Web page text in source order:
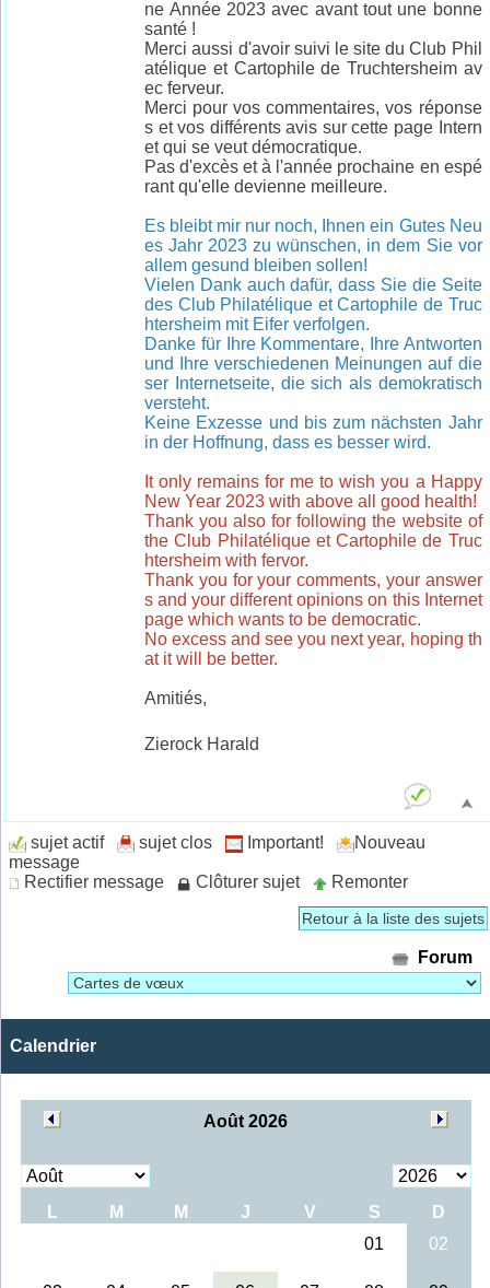
ne Année 2023 avec avant tout une bonne
santé !
Merci aussi d'avoir suivi le site du Club Phil
atélique et Cartophile de Truchtersheim av
ec ferveur.
Merci pour vos commentaires, vos réponse
s et vos différents avis sur cette page Intern
et qui se veut démocratique.
Pas d'excès et à l'année prochaine en espé
rant qu'elle devienne meilleure.
Es bleibt mir nur noch, Ihnen ein Gutes Neu
es Jahr 2023 zu wünschen, in dem Sie vor
allem gesund bleiben sollen!
Vielen Dank auch dafür, dass Sie die Seite
des Club Philatélique et Cartophile de Truc
htersheim mit Eifer verfolgen.
Danke für Ihre Kommentare, Ihre Antworten
und Ihre verschiedenen Meinungen auf die
ser Internetseite, die sich als demokratisch
versteht.
Keine Exzesse und bis zum nächsten Jahr
in der Hoffnung, dass es besser wird.
It only remains for me to wish you a Happy
New Year 2023 with above all good health!
Thank you also for following the website of
the Club Philatélique et Cartophile de Truc
htersheim with fervor.
Thank you for your comments, your answer
s and your different opinions on this Internet
page which wants to be democratic.
No excess and see you next year, hoping th
at it will be better.
Amitiés,
Zierock Harald
sujet actif sujet clos Important!
Nouveau
message
Rectifier message
Clôturer sujet Remonter
Retour à la liste des sujets
Forum
Calendrier